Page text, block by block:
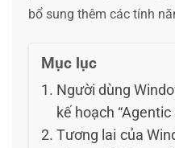
bổ sung thêm các tính
Mục lục
Người dùng
kế hoạch “Agentic
Tương lai của